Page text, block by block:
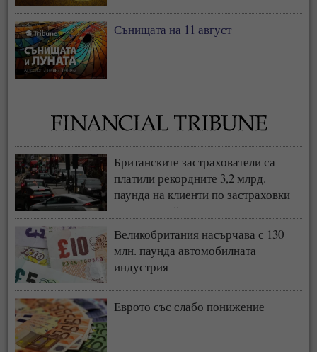
Сънищата на 11 август
Британските застрахователи са
платили рекордните 3,2 млрд.
паунда на клиенти по застраховки
„Автокаско“ и „Гражданска
отговорност“
Великобритания насърчава с 130
млн. паунда автомобилната
индустрия
Еврото със слабо понижение